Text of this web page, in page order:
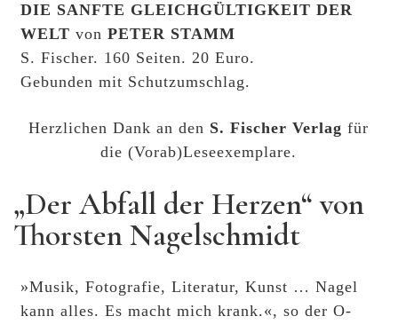
DIE SANFTE GLEICHGÜLTIGKEIT DER
WELT von PETER STAMM
S. Fischer. 160 Seiten. 20 Euro.
Gebunden mit Schutzumschlag.
Herzlichen Dank an den S. Fischer Verlag für
die (Vorab)Leseexemplare.
„Der Abfall der Herzen“ von
Thorsten Nagelschmidt
»Musik, Fotografie, Literatur, Kunst … Nagel
kann alles. Es macht mich krank.«, so der O-